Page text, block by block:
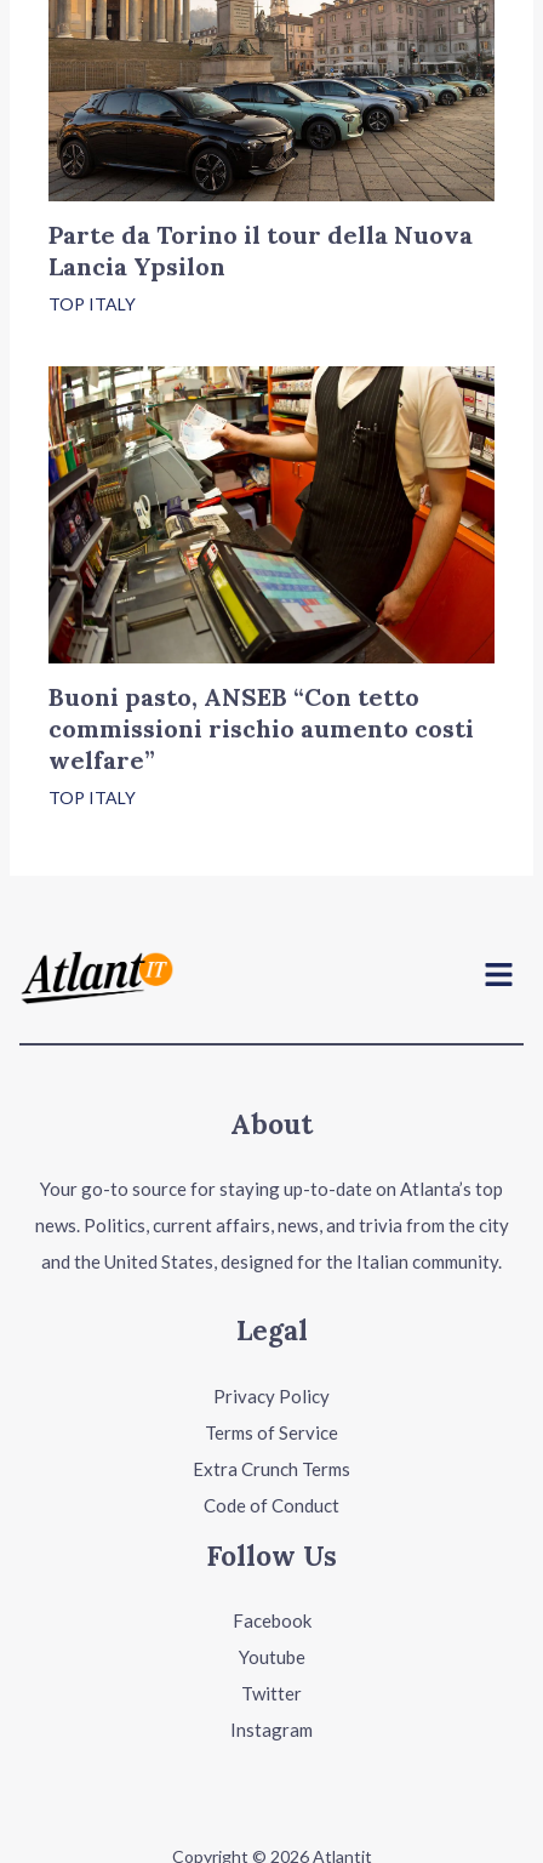
Parte da Torino il tour della Nuova
Lancia Ypsilon
TOP ITALY
Buoni pasto, ANSEB “Con tetto
commissioni rischio aumento costi
welfare”
TOP ITALY
Menu
About
Your go-to source for staying up-to-date on Atlanta’s top
news. Politics, current affairs, news, and trivia from the city
and the United States, designed for the Italian community.
Legal
Privacy Policy
Terms of Service
Extra Crunch Terms
Code of Conduct
Follow Us
Facebook
Youtube
Twitter
Instagram
Copyright © 2026 Atlantit